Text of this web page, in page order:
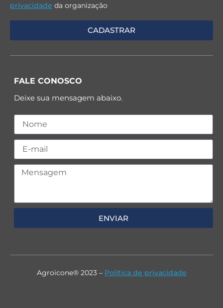
privacidade da organização
FALE CONOSCO
Deixe sua mensagem abaixo.
ENVIAR
Agroicone® 2023 – Política de privacidade